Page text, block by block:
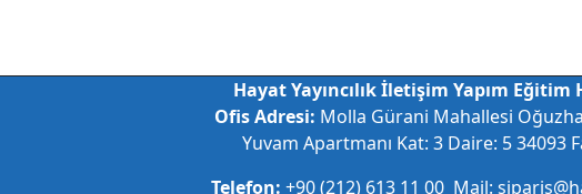
Hayat Yayıncılık İletişim Yapım Eğitim
Ofis Adresi: Molla Gürani Mahallesi
Yuvam Apartmanı Kat: 3 Daire: 5 34093
Telefon: +90 (212) 613 11 00 Mail: